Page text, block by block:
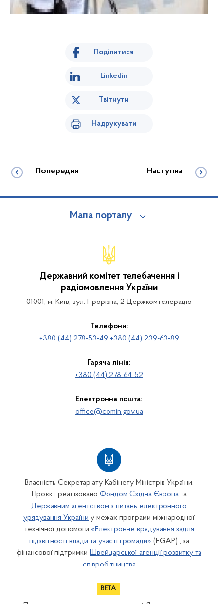
Поділитися
Linkedin
Твітнути
Надрукувати
Попередня Наступна
Мапа порталу
Державний комітет телебачення і
радіомовлення України
01001, м. Київ, вул. Прорізна, 2 Держкомтелерадіо
Телефони:
+380 (44) 278-53-49 +380 (44) 239-63-89
Гаряча лінія:
+380 (44) 278-64-52
Електронна пошта:
office@comin.gov.ua
Власність Секретаріату Кабінету Міністрів України.
Проєкт реалізовано Фондом Східна Європата
Державним агентством з питань електронного
урядування України у межах програми міжнародної
технічної допомоги «Електронне врядування задля
підзвітності влади та участі громади» (EGAP) , за
фінансової підтримки Швейцарської агенції розвитку та
співробітництва